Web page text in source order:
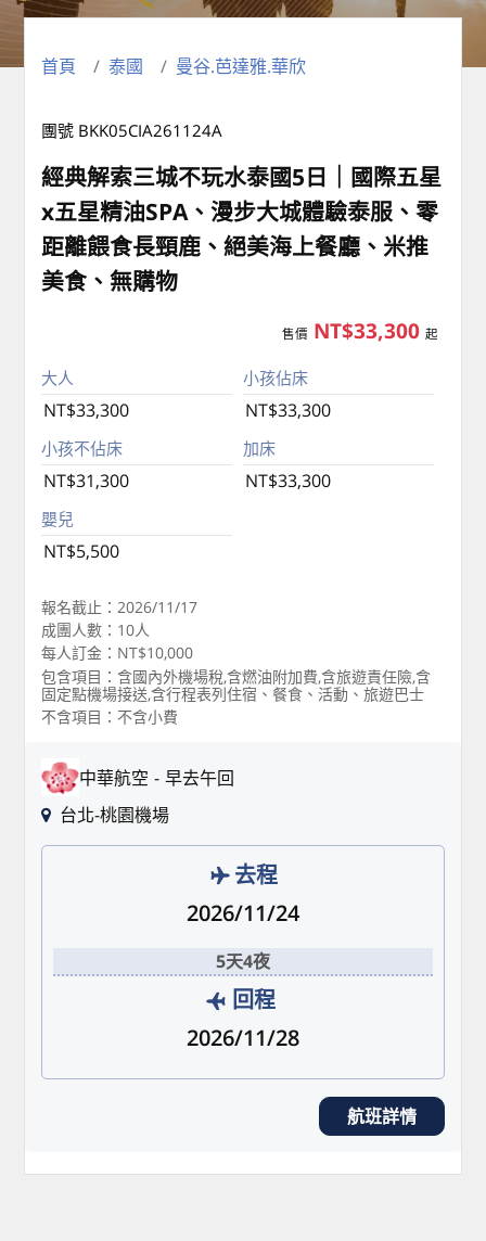
首頁 泰國 曼谷.芭達雅.華欣
團號 BKK05CIA261124A
經典解索三城不玩水泰國5日｜國際五星
x五星精油SPA、漫步大城體驗泰服、零
距離餵食長頸鹿、絕美海上餐廳、米推
美食、無購物
售價 NT$33,300 起
大人
NT$33,300
小孩佔床
NT$33,300
小孩不佔床
NT$31,300
加床
NT$33,300
嬰兒
NT$5,500
報名截止：2026/11/17
成團人數：10人
每人訂金：NT$10,000
包含項目：含國內外機場稅,含燃油附加費,含旅遊責任險,含
固定點機場接送,含行程表列住宿、餐食、活動、旅遊巴士
不含項目：不含小費
中華航空
早去午回
台北-桃園機場
去程
2026/11/24
5天4夜
回程
2026/11/28
航班詳情